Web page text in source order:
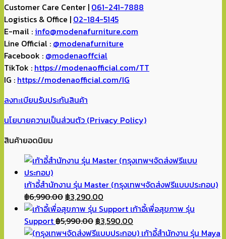
Customer Care Center | 061-241-7888
Logistics & Office | 02-184-5145
E-mail : info@modenafurniture.com
Line Official : @modenafurniture
Facebook : @modenaoffcial
TikTok : https://modenaofficial.com/TT
IG : https://modenaofficial.com/IG
ลงทะเบียนรับประกันสินค้า
นโยบายความเป็นส่วนตัว (Privacy Policy)
สินค้ายอดนิยม
เก้าอี้สำนักงาน รุ่น Master (กรุงเทพฯจัดส่งฟรีแบบประกอบ)
฿6,990.00 Original
price
was:
฿6,990.00.
฿3,290.00
price
is:
฿3,290.00.
เก้าอี้เพื่อสุขภาพ รุ่น
Support฿5,990.00 Original
price
฿3,590.00
price